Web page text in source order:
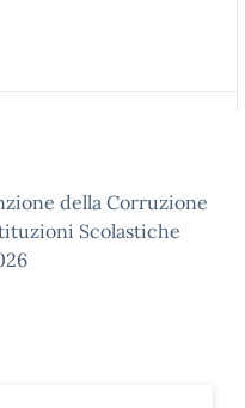
della Corruzione
Scolastiche